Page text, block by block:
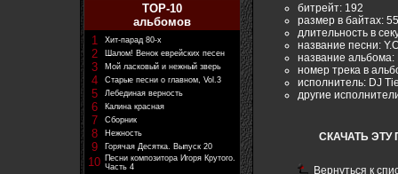
TOP-10
альбомов
1
Хит-парад 80-х
2 Шалом! Венок еврейских песен
3 Мой ласковый и нежный зверь
4 Старые песни о главном, Vol.3
5 Лебединая верность
6 Калина красная
7 Сборник
8 Нежность
9 Горячая Десятка. Выпуск 20
10 Песни композитора Игоря Крутого.
Часть 4
битрейт: 192
размер в байтах:
длительность в
название песни:
название
номер трека в
исполнитель: DJ
другие
СКАЧАТЬ ЭТУ
Вернуться к